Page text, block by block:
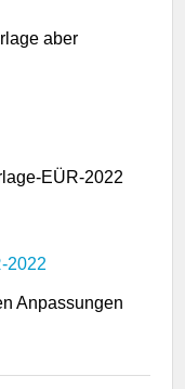
aber
EÜR-2022
2022
Anpassungen